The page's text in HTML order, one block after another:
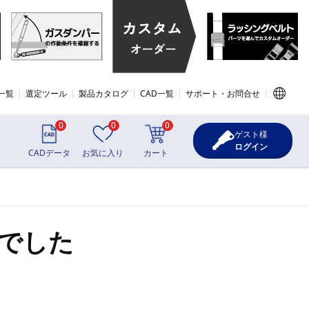
覧 選定ツール 製品カタログ CAD一覧 サポート・お問合せ
0
CADデータ
0
お気に入り
0
カート
ゲスト様
ログイン
した